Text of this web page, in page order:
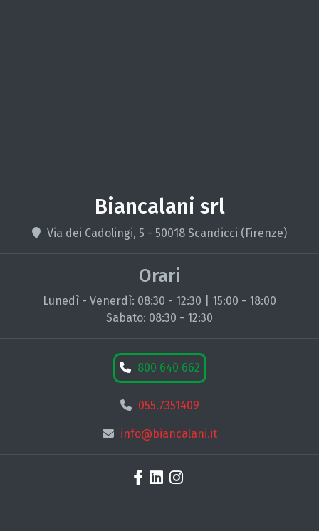
Biancalani srl
Via dei Cadolingi, 5 - 50018 Scandicci (Firenze)
Orari
Lunedì - Venerdì: 08:30 - 12:30 | 15:00 - 18:00
Sabato: 08:30 - 12:30
800 640 662
055.7351409
info@biancalani.it